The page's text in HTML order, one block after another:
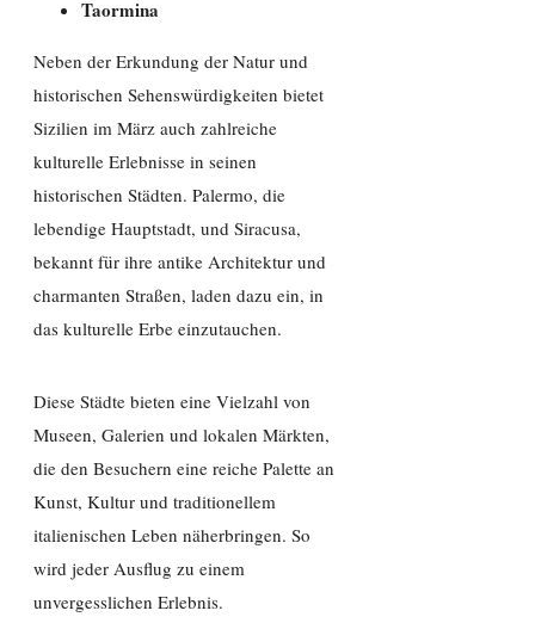
Taormina
Neben der Erkundung der Natur und
historischen Sehenswürdigkeiten bietet
Sizilien im März auch zahlreiche
kulturelle Erlebnisse in seinen
historischen Städten. Palermo, die
lebendige Hauptstadt, und Siracusa,
bekannt für ihre antike Architektur und
charmanten Straßen, laden dazu ein, in
das kulturelle Erbe einzutauchen.
Diese Städte bieten eine Vielzahl von
Museen, Galerien und lokalen Märkten,
die den Besuchern eine reiche Palette an
Kunst, Kultur und traditionellem
italienischen Leben näherbringen. So
wird jeder Ausflug zu einem
unvergesslichen Erlebnis.